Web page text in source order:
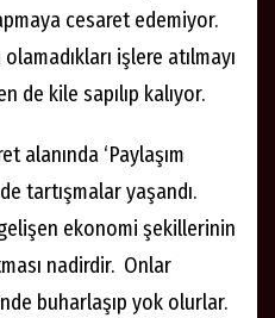
cesaret edemiyor.
işlere atılmayı
de kile sapılıp kalıyor.
alanında ‘Paylaşım
tartışmalar yaşandı.
ekonomi şekillerinin
nadirdir. Onlar
buharlaşıp yok olurlar.